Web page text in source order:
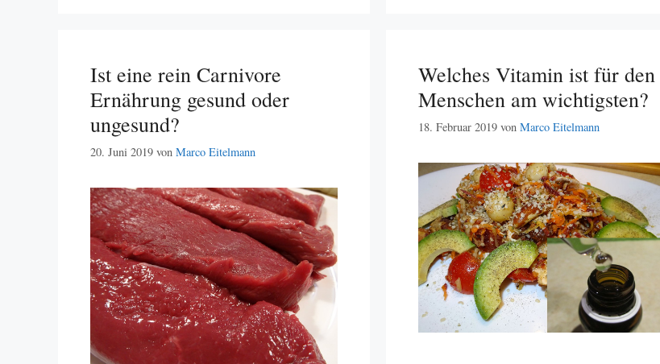
Ist eine rein Carnivore
Ernährung gesund oder
ungesund?
20. Juni 2019 von Marco Eitelmann
Welches Vitamin ist für den
Menschen am wichtigsten?
18. Februar 2019 von Marco Eitelmann